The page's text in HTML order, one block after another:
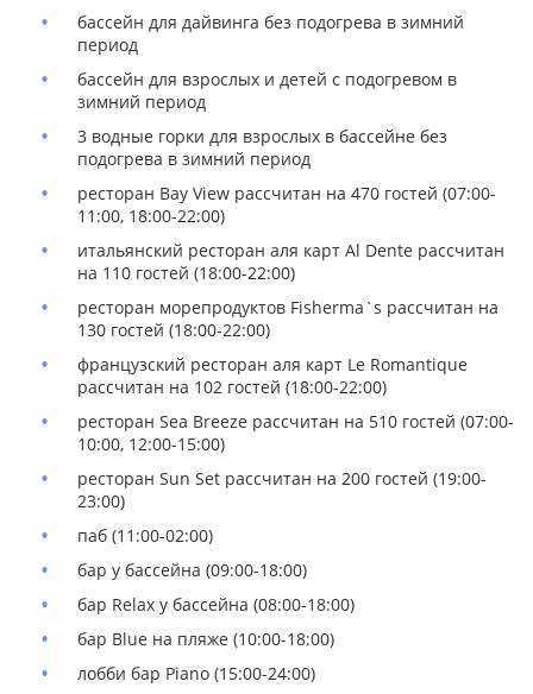
бассейн для дайвинга без подогрева в зимний
период
бассейн для взрослых и детей с подогревом в
зимний период
3 водные горки для взрослых в бассейне без
подогрева в зимний период
ресторан Bay View рассчитан на 470 гостей (07:00-
11:00, 18:00-22:00)
итальянский ресторан аля карт Al Dente рассчитан
на 110 гостей (18:00-22:00)
ресторан морепродуктов Fisherma`s рассчитан на
130 гостей (18:00-22:00)
французский ресторан аля карт Le Romantique
рассчитан на 102 гостей (18:00-22:00)
ресторан Sea Breeze рассчитан на 510 гостей (07:00-
10:00, 12:00-15:00)
ресторан Sun Set рассчитан на 200 гостей (19:00-
23:00)
паб (11:00-02:00)
бар у бассейна (09:00-18:00)
бар Relax у бассейна (08:00-18:00)
бар Blue на пляже (10:00-18:00)
лобби бар Piano (15:00-24:00)